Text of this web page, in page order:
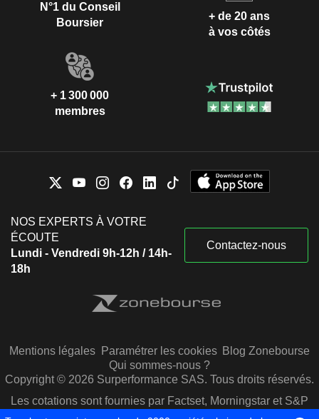
N°1 du Conseil
Boursier
+ de 20 ans
à vos côtés
+ 1 300 000
membres
NOS EXPERTS À VOTRE
ÉCOUTE
Lundi - Vendredi 9h-12h / 14h-
18h
Contactez-nous
Mentions légales Paramétrer les cookies Blog Zonebourse
Qui sommes-nous ?
Copyright © 2026 Surperformance SAS. Tous droits réservés.
Les cotations sont fournies par Factset, Morningstar et S&P
Capital IQ